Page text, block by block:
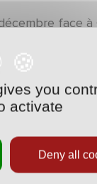
face à
you
activate
Deny all